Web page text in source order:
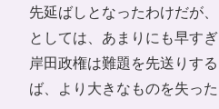
先延ばしとなったわけだが
としては、あまりにも早す
岸田政権は難題を先送りす
ば、より大きなものを失っ